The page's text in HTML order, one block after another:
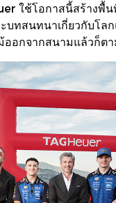
ใช้โอกาสนี้สร้างพื้
บทสนทนาเกี่ยวกับโล
ออกจากสนามแล้วก็ตา